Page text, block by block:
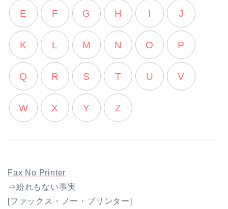
E F G H I J
K L M N O P
Q R S T U V
W X Y Z
Fax No Printer
⇒紛れもない事実
[ファックス・ノー・プリンター]